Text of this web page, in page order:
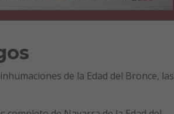
de la Edad del Bronce, las